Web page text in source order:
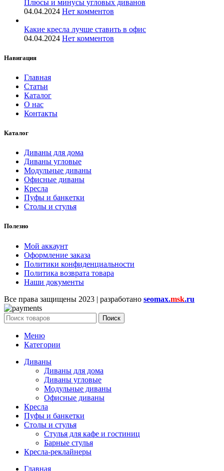
Плюсы и минусы угловых диванов
04.04.2024 Нет комментов
Какие кресла лучше ставить в офис
04.04.2024 Нет комментов
Навигация
Главная
Статьи
Каталог
О нас
Контакты
Каталог
Диваны для дома
Диваны угловые
Модульные диваны
Офисные диваны
Кресла
Пуфы и банкетки
Столы и стулья
Полезно
Мой аккаунт
Оформление заказа
Политики конфиденциальности
Политика возврата товара
Наши документы
Все права защищены 2023 | разработано seomax.msk.ru
Поиск
Меню
Категории
Диваны
Диваны для дома
Диваны угловые
Модульные диваны
Офисные диваны
Кресла
Пуфы и банкетки
Столы и стулья
Стулья для кафе и гостиниц
Барные стулья
Кресла-реклайнеры
Главная